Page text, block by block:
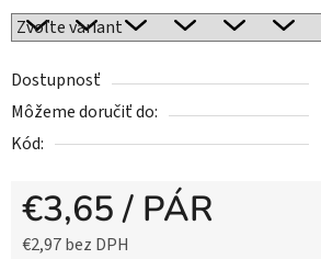
Dostupnosť
Môžeme doručiť do:
Kód:
€3,65/ PÁR
€2,97 bez DPH